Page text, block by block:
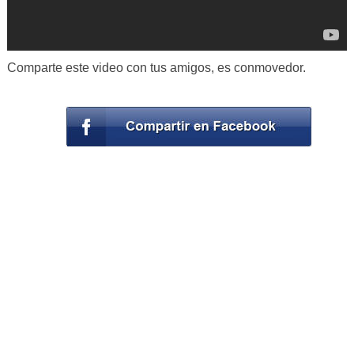
Comparte este video con tus amigos, es conmovedor.